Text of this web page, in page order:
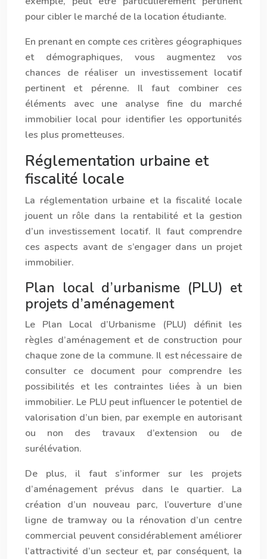
pour cibler le marché de la location étudiante.
En prenant en compte ces critères géographiques
et démographiques, vous augmentez vos
chances de réaliser un investissement locatif
pertinent et pérenne. Il faut combiner ces
éléments avec une analyse fine du marché
immobilier local pour identifier les opportunités
les plus prometteuses.
Réglementation urbaine et
fiscalité locale
La réglementation urbaine et la fiscalité locale
jouent un rôle dans la rentabilité et la gestion
d’un investissement locatif. Il faut comprendre
ces aspects avant de s’engager dans un projet
immobilier.
Plan local d’urbanisme (PLU) et
projets d’aménagement
Le Plan Local d’Urbanisme (PLU) définit les
règles d’aménagement et de construction pour
chaque zone de la commune. Il est nécessaire de
consulter ce document pour comprendre les
possibilités et les contraintes liées à un bien
immobilier. Le PLU peut influencer le potentiel de
valorisation d’un bien, par exemple en autorisant
ou non des travaux d’extension ou de
surélévation.
De plus, il faut s’informer sur les projets
d’aménagement prévus dans le quartier. La
création d’un nouveau parc, l’ouverture d’une
ligne de tramway ou la rénovation d’un centre
commercial peuvent considérablement améliorer
l’attractivité d’un secteur et, par conséquent, la